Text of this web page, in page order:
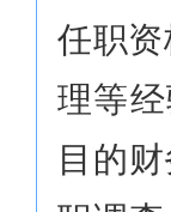
任职
理等
目的